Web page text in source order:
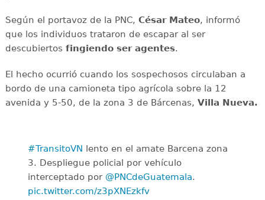
Según el portavoz de la PNC, César Mateo, informó
que los individuos trataron de escapar al ser
descubiertos fingiendo ser agentes.
El hecho ocurrió cuando los sospechosos circulaban a
bordo de una camioneta tipo agrícola sobre la 12
avenida y 5-50, de la zona 3 de Bárcenas, Villa Nueva.
#TransitoVN lento en el amate Barcena zona
3. Despliegue policial por vehículo
interceptado por @PNCdeGuatemala.
pic.twitter.com/z3pXNEzkfv